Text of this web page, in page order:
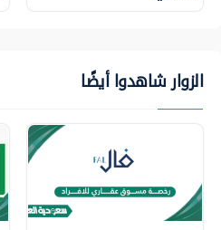
الزوار شاهدوا أيضًا